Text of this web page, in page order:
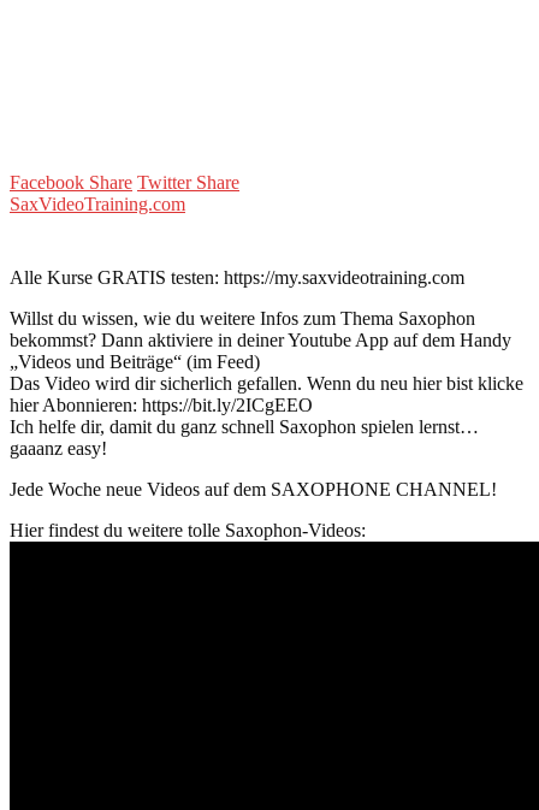
Facebook Share Twitter Share
SaxVideoTraining.com
Alle Kurse GRATIS testen: https://my.saxvideotraining.com
Willst du wissen, wie du weitere Infos zum Thema Saxophon
bekommst? Dann aktiviere in deiner Youtube App auf dem Handy
„Videos und Beiträge“ (im Feed)
Das Video wird dir sicherlich gefallen. Wenn du neu hier bist klicke
hier Abonnieren: https://bit.ly/2ICgEEO
Ich helfe dir, damit du ganz schnell Saxophon spielen lernst…
gaaanz easy!
Jede Woche neue Videos auf dem SAXOPHONE CHANNEL!
Hier findest du weitere tolle Saxophon-Videos: